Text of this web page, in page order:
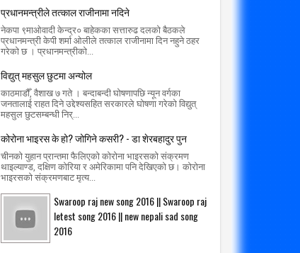
प्रधानमन्त्रीले तत्काल राजीनामा नदिने
नेकपा ९माओवादी केन्द्र० बाहेकका सत्तारुढ दलको बैठकले
प्रधानमन्त्री केपी शर्मा ओलीले तत्काल राजीनामा दिन नहुने ठहर
गरेको छ । प्रधानमन्त्रीको...
विद्युत् महसुल छुटमा अन्योल
काठमाडौँ, वैशाख ७ गते । बन्दाबन्दी घोषणापछि न्यून वर्गका
जनतालाई राहत दिने उद्देश्यसहित सरकारले घोषणा गरेको विद्युत्
महसुल छुटसम्बन्धी निर्...
कोरोना भाइरस के हो? जोगिने कसरी? - डा शेरबहादुर पुन
चीनको युहान प्रान्तमा फैलिएको कोरोना भाइरसको संक्रमण
थाइल्याण्ड, दक्षिण कोरिया र अमेरिकामा पनि देखिएको छ। कोरोना
भाइरसको संक्रमणबाट मृत्य...
Swaroop raj new song 2016 || Swaroop raj
letest song 2016 || new nepali sad song
2016